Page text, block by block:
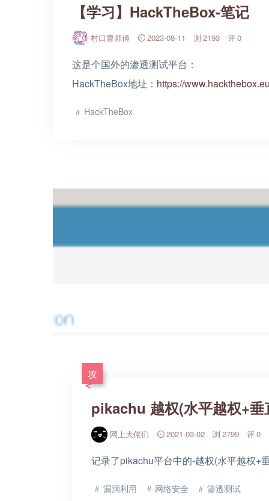
【学习】HackTheBox-笔记
村口曹师傅 2023-08-11 2193 0
这是个国外的渗透测试平台：
HackTheBox地址： https://
HackTheBox
攻
pikachu 越权(水平越权+垂
网上大佬们 2021-03-02 2799 0
记录了pikachu平台中的-越权(水平越权+
漏洞利用 网络安全 渗透测试